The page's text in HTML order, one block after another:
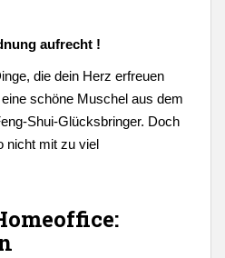
aufrecht !
die dein Herz erfreuen
schöne Muschel aus dem
Shui-Glücksbringer. Doch
nicht mit zu viel